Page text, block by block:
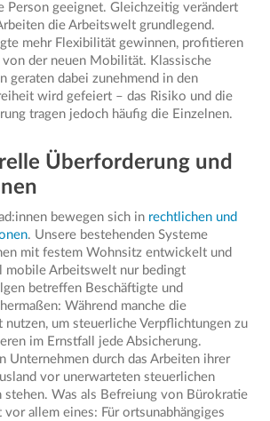
Person geeignet. Gleichzeitig verändert
die Arbeitswelt grundlegend.
mehr Flexibilität gewinnen, profitieren
von der neuen Mobilität. Klassische
geraten dabei zunehmend in den
wird gefeiert – das Risiko und die
tragen jedoch häufig die Einzelnen.
Überforderung und
bewegen sich in rechtlichen und
. Unsere bestehenden Systeme
mit festem Wohnsitz entwickelt und
mobile Arbeitswelt nur bedingt
betreffen Beschäftigte und
Während manche die
um steuerliche Verpflichtungen zu
im Ernstfall jede Absicherung.
Unternehmen durch das Arbeiten ihrer
vor unerwarteten steuerlichen
stehen. Was als Befreiung von Bürokratie
vor allem eines: Für ortsunabhängiges